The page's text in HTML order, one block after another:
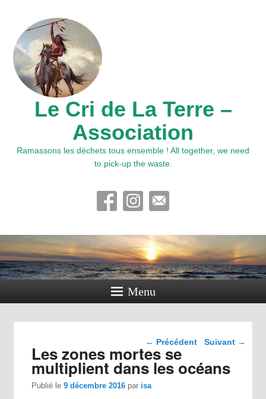
Le Cri de La Terre –
Association
Ramassons les déchets tous ensemble ! All together, we need
to pick-up the waste.
Menu
Navigation dans les
← Précédent Suivant →
Les zones mortes se
multiplient dans les océans
Publié le9 décembre 2016 par isa